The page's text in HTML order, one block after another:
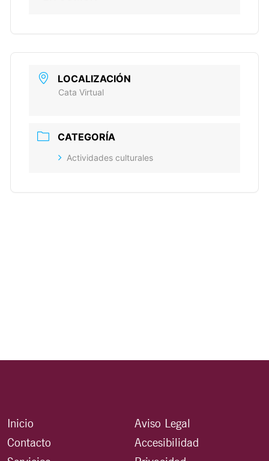
LOCALIZACIÓN
Cata Virtual
CATEGORÍA
Actividades culturales
Inicio
Contacto
Aviso Legal
Accesibilidad